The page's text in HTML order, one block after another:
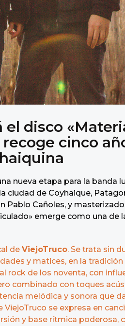
el disco
cinco
nueva etapa para la banda
ciudad de Coyhaique,
Pablo Cañoles, y
emerge como una de
de ViejoTruco. Se trata sin
y matices, en la
rock de los noventa, con
combinado con toques
melódica y sonora que
se expresa en
y base rítmica poderosa,